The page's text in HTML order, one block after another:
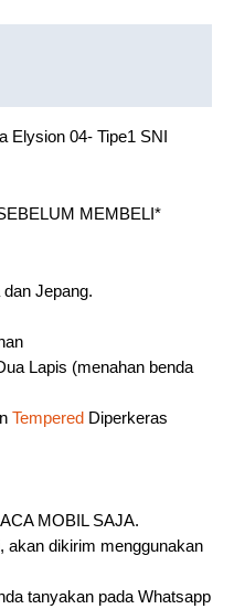
Elysion 04- Tipe1 SNI
MEMBELI*
Jepang.
Lapis (menahan benda
Tempered Diperkeras
MOBIL SAJA.
akan dikirim menggunakan
tanyakan pada Whatsapp